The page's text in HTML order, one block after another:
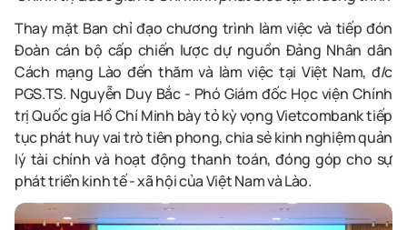
Thay mặt Ban chỉ đạo chương trình làm việc và tiếp đón
Đoàn cán bộ cấp chiến lược dự nguồn Đảng Nhân dân
Cách mạng Lào đến thăm và làm việc tại Việt Nam, đ/c
PGS.TS. Nguyễn Duy Bắc - Phó Giám đốc Học viện Chính
trị Quốc gia Hồ Chí Minh bày tỏ kỳ vọng Vietcombank tiếp
tục phát huy vai trò tiên phong, chia sẻ kinh nghiệm quản
lý tài chính và hoạt động thanh toán, đóng góp cho sự
phát triển kinh tế - xã hội của Việt Nam và Lào.